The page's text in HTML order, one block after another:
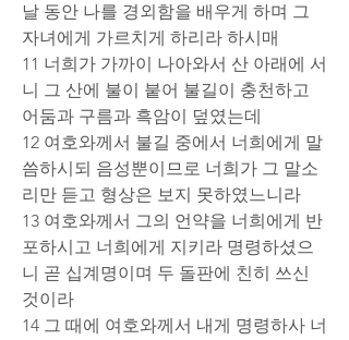
날 동안 나를 경외함을 배우게 하며 그
자녀에게 가르치게 하리라 하시매
11 너희가 가까이 나아와서 산 아래에 서
니 그 산에 불이 붙어 불길이 충천하고
어둠과 구름과 흑암이 덮였는데
12 여호와께서 불길 중에서 너희에게 말
씀하시되 음성뿐이므로 너희가 그 말소
리만 듣고 형상은 보지 못하였느니라
13 여호와께서 그의 언약을 너희에게 반
포하시고 너희에게 지키라 명령하셨으
니 곧 십계명이며 두 돌판에 친히 쓰신
것이라
14 그 때에 여호와께서 내게 명령하사 너